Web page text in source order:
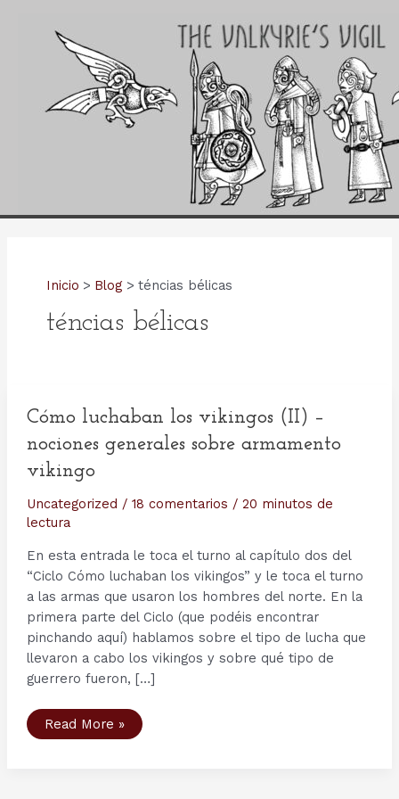
Inicio Blog téncias bélicas
téncias bélicas
Cómo luchaban los vikingos (II) –
nociones generales sobre armamento
vikingo
Uncategorized / 18 comentarios / 20 minutos de
lectura
En esta entrada le toca el turno al capítulo dos del
“Ciclo Cómo luchaban los vikingos” y le toca el turno
a las armas que usaron los hombres del norte. En la
primera parte del Ciclo (que podéis encontrar
pinchando aquí) hablamos sobre el tipo de lucha que
llevaron a cabo los vikingos y sobre qué tipo de
guerrero fueron, […]
Cómo
luchaban
Read More »